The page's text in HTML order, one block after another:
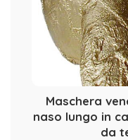
Maschera
naso lungo in
da